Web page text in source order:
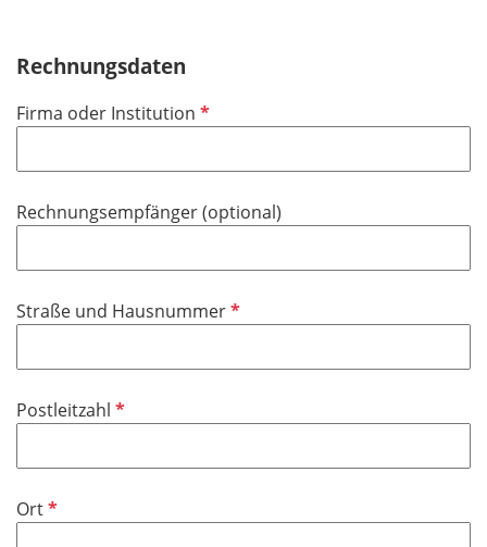
Rechnungsdaten
Firma oder Institution P
l
c
t
e
d
Rechnungsempfänger (optional)
Straße und HausnummerP
l
t
e
Postleitzahl P
l
OrtP